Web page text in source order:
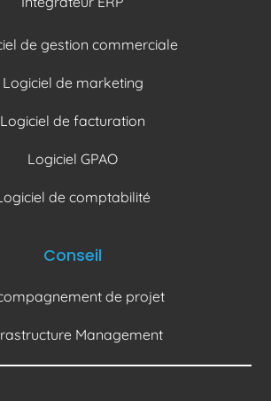
de gestion commerciale
Logiciel de marketing
Logiciel de facturation
Logiciel GPAO
de comptabilité
Conseil
de projet
Management